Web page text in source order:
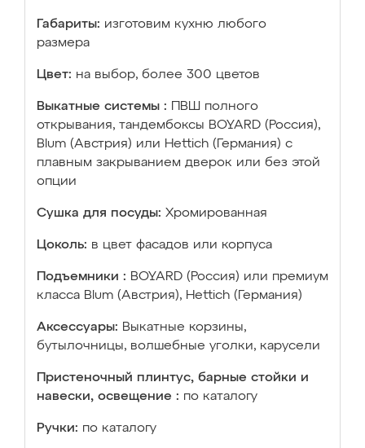
Габариты: изготовим кухню любого
размера
Цвет: на выбор, более 300 цветов
Выкатные системы :
ПВШ полного
открывания, тандембоксы BOYARD (Россия),
Blum (Австрия) или Hettich (Германия) с
плавным закрыванием дверок или без этой
опции
Сушка для посуды: Хромированная
Цоколь: в цвет фасадов или корпуса
Подъемники : BOYARD (Россия) или премиум
класса Blum (Австрия), Hettich (Германия)
Аксессуары: Выкатные корзины,
бутылочницы, волшебные уголки, карусели
Пристеночный плинтус, барные стойки и
навески, освещение : по каталогу
Ручки: по каталогу